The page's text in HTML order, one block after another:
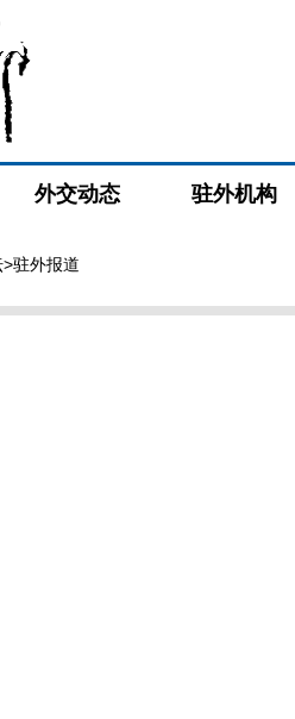
外交动态 驻外机构
>驻外报道